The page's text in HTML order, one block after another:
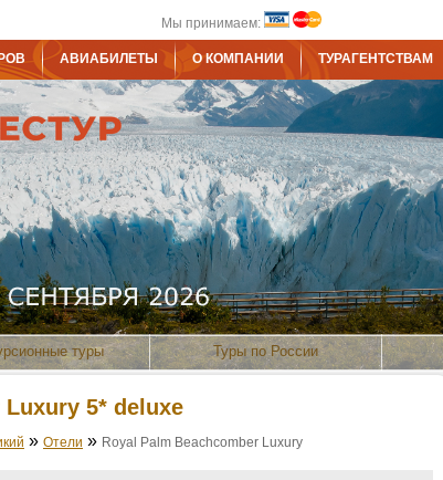
Мы принимаем:
АВИАБИЛЕТЫ О КОМПАНИИ ТУРАГЕНТСТВАМ
туры Туры по России
Luxury 5* deluxe
» Отели » Royal Palm Beachcomber Luxury